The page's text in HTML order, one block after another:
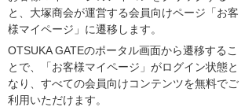
と、大塚商会が運営する会員向けページ「お客
様マイページ」に遷移します。
OTSUKA GATEのポータル画面から遷移するこ
とで、「お客様マイページ」がログイン状態と
なり、すべての会員向けコンテンツを無料でご
利用いただけます。